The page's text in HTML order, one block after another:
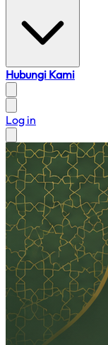
Hubungi Kami
Log in